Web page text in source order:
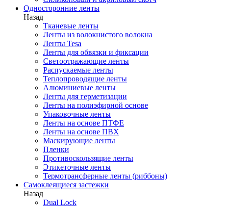
Односторонние ленты
Назад
Тканевые ленты
Ленты из волокнистого волокна
Ленты Tesa
Ленты для обвязки и фиксации
Светоотражающие ленты
Распускаемые ленты
Теплопроводящие ленты
Алюминиевые ленты
Ленты для герметизации
Ленты на полиэфирной основе
Упаковочные ленты
Ленты на основе ПТФЕ
Ленты на основе ПВХ
Маскирующие ленты
Пленки
Противоскользящие ленты
Этикеточные ленты
Термотрансферные ленты (риббоны)
Cамоклеящиеся застежки
Назад
Dual Lock